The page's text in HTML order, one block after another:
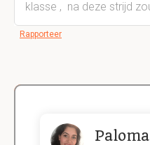
klasse , na deze strijd
Rapporteer
Paloma